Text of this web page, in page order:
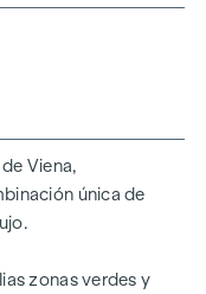
Danubio, al Prater
y Negocios de
y unas
se
tiendas
todos los
gama de delicias
Viena,
única de
zonas verdes y